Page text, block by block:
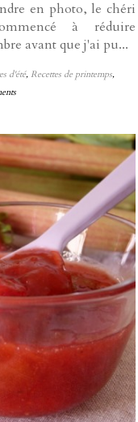
en photo, le chéri
à réduire
avant que j'ai pu...
d'été, Recettes de printemps,